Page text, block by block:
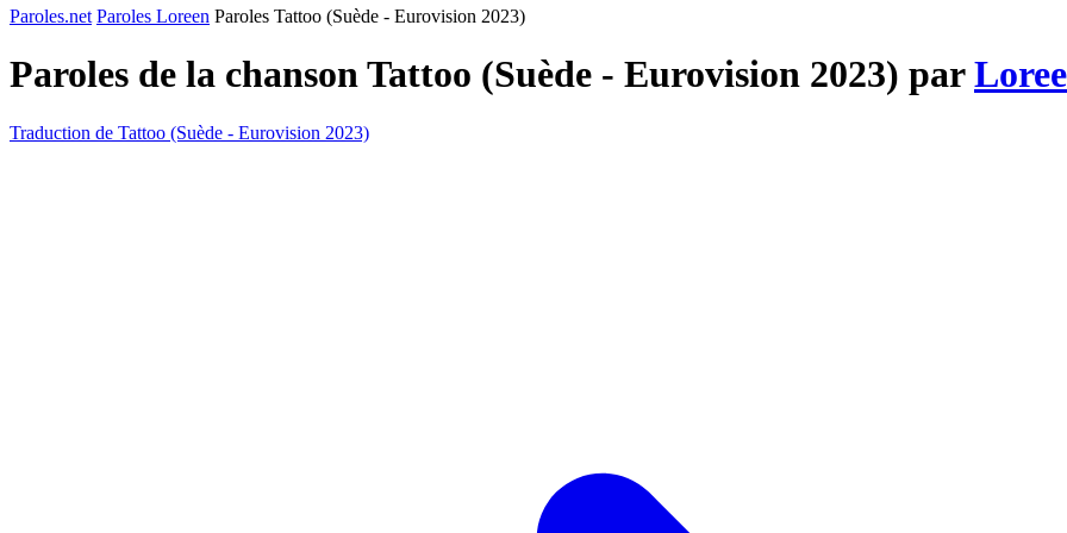
Paroles.net Paroles Loreen Paroles Tattoo (Suède - Eurovision 2023)
Paroles de la chanson Tattoo (Suède - Eurovision 2023) par
Traduction de Tattoo (Suède - Eurovision 2023)